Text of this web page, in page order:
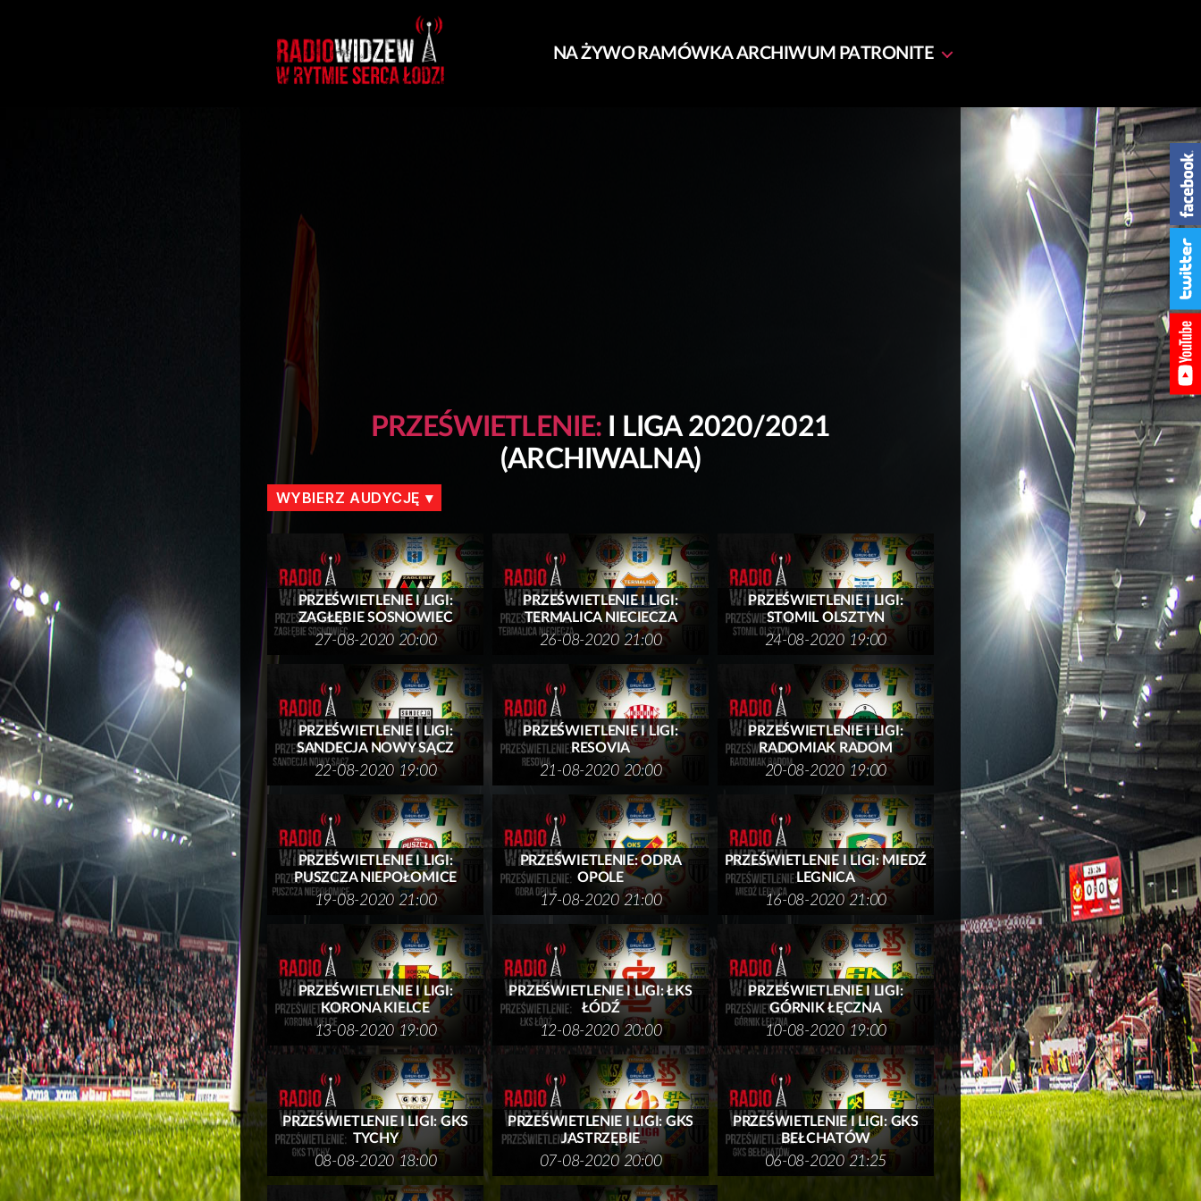
NA ŻYWO RAMÓWKAARCHIWUM PATRONITE
PRZEŚWIETLENIE: I LIGA 2020/2021
(ARCHIWALNA)
WYBIERZ AUDYCJĘ
PRZEŚWIETLENIE I LIGI:
ZAGŁĘBIE SOSNOWIEC
27-08-2020 20:00
PRZEŚWIETLENIE I LIGI:
TERMALICA NIECIECZA
26-08-2020 21:00
PRZEŚWIETLENIE I LIGI:
STOMIL OLSZTYN
24-08-2020 19:00
PRZEŚWIETLENIE I LIGI:
SANDECJA NOWY SĄCZ
22-08-2020 19:00
PRZEŚWIETLENIE I LIGI:
RESOVIA
21-08-2020 20:00
PRZEŚWIETLENIE I LIGI:
RADOMIAK RADOM
20-08-2020 19:00
PRZEŚWIETLENIE I LIGI:
PUSZCZA NIEPOŁOMICE
19-08-2020 21:00
PRZEŚWIETLENIE: ODRA
OPOLE
17-08-2020 21:00
PRZEŚWIETLENIE I LIGI: MIEDŹ
LEGNICA
16-08-2020 21:00
PRZEŚWIETLENIE I LIGI:
KORONA KIELCE
13-08-2020 19:00
PRZEŚWIETLENIE I LIGI: ŁKS
ŁÓDŹ
12-08-2020 20:00
PRZEŚWIETLENIE I LIGI:
GÓRNIK ŁĘCZNA
10-08-2020 19:00
PRZEŚWIETLENIE I LIGI: GKS
TYCHY
08-08-2020 18:00
PRZEŚWIETLENIE I LIGI: GKS
JASTRZĘBIE
07-08-2020 20:00
PRZEŚWIETLENIE I LIGI: GKS
BEŁCHATÓW
06-08-2020 21:25